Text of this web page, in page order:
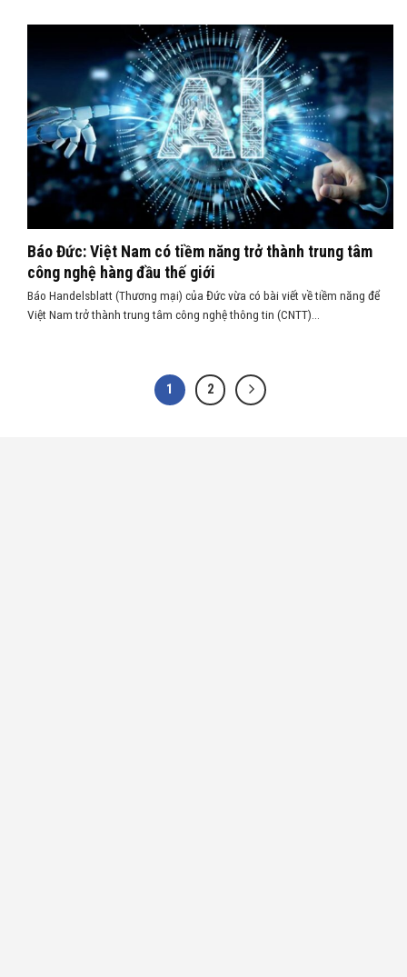
Báo Đức: Việt Nam có tiềm năng trở thành trung tâm
công nghệ hàng đầu thế giới
Báo Handelsblatt (Thương mại) của Đức vừa có bài viết về tiềm năng để
Việt Nam trở thành trung tâm công nghệ thông tin (CNTT)...
1 2